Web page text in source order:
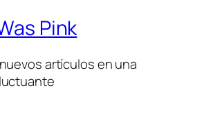
Pink
artículos en una